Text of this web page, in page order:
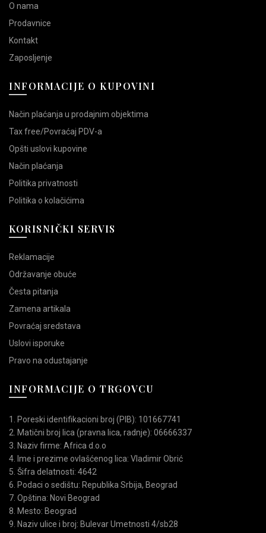
O nama
Prodavnice
Kontakt
Zaposljenje
INFORMACIJE O KUPOVINI
Način plaćanja u prodajnim objektima
Tax free/Povraćaj PDV-a
Opšti uslovi kupovine
Način plaćanja
Politika privatnosti
Politika o kolačićima
KORISNIČKI SERVIS
Reklamacije
Održavanje obuće
Česta pitanja
Zamena artikala
Povraćaj sredstava
Uslovi isporuke
Pravo na odustajanje
INFORMACIJE O TRGOVCU
1. Poreski identifikacioni broj (PIB): 101667741
2. Matični broj lica (pravna lica, radnje): 06666337
3. Naziv firme: Africa d.o.o
4. Ime i prezime ovlašćenog lica: Vladimir Obrić
5. Šifra delatnosti: 4642
6. Podaci o sedištu: Republika Srbija, Beograd
7. Opština: Novi Beograd
8. Mesto: Beograd
9. Naziv ulice i broj: Bulevar Umetnosti 4/sb28